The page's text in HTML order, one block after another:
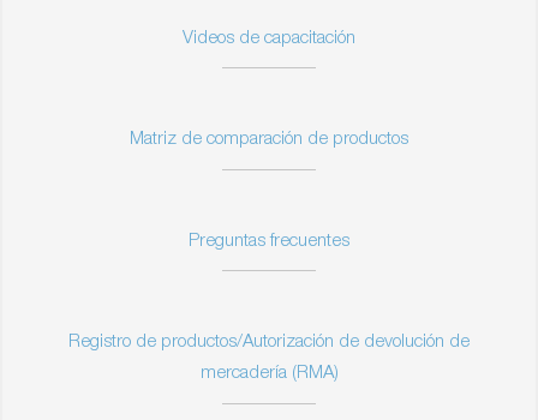
Videos de capacitación
Matriz de comparación de productos
Preguntas frecuentes
Registro de productos/Autorización de devolución de
mercadería (RMA)